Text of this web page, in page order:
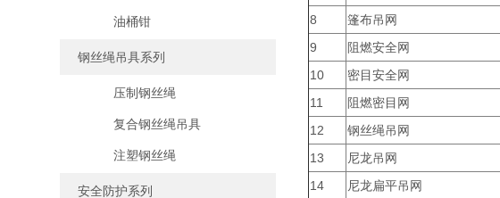
油桶钳
钢丝绳吊具系列
压制钢丝绳
复合钢丝绳吊具
注塑钢丝绳
安全防护系列
8
篷布吊网
9
阻燃安全网
10
密目安全网
11
阻燃密目网
12
钢丝绳吊网
13
尼龙吊网
14
尼龙扁平吊网